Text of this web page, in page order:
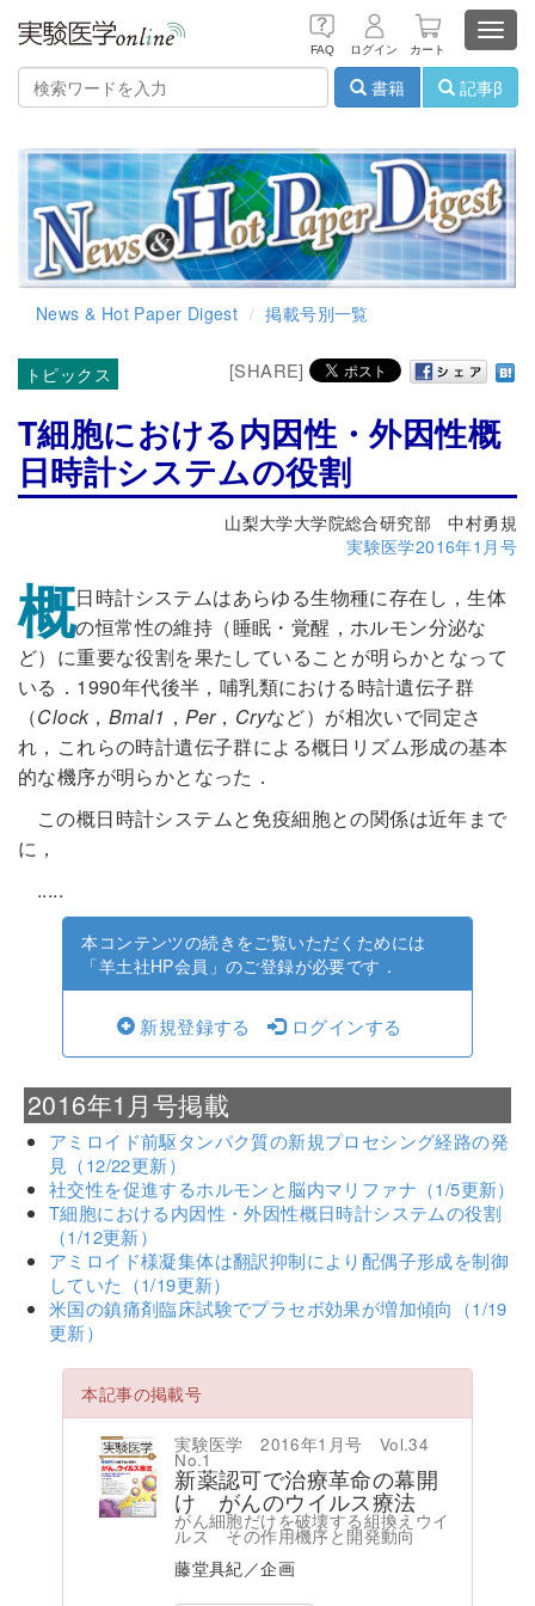
FAQ ログイン カート
書籍
記事β
News & Hot Paper Digest 掲載号別一覧
[SHARE]
トピックス
T細胞における内因性・外因性概
日時計システムの役割
山梨大学大学院総合研究部 中村勇規
実験医学2016年1月号
概日時計システムはあらゆる生物種に存在し，生体
の恒常性の維持（睡眠・覚醒，ホルモン分泌な
ど）に重要な役割を果たしていることが明らかとなって
いる．1990年代後半，哺乳類における時計遺伝子群
（Clock， Bmal1 ，Per， Cryなど）が相次いで同定さ
れ，これらの時計遺伝子群による概日リズム形成の基本
的な機序が明らかとなった．
この概日時計システムと免疫細胞との関係は近年まで
に，
.....
本コンテンツの続きをご覧いただくためには
「羊土社HP会員」のご登録が必要です．
新規登録する ログインする
2016年1月号掲載
アミロイド前駆タンパク質の新規プロセシング経路の発
見（12/22更新）
社交性を促進するホルモンと脳内マリファナ（1/5更新）
T細胞における内因性・外因性概日時計システムの役割
（1/12更新）
アミロイド様凝集体は翻訳抑制により配偶子形成を制御
していた（1/19更新）
米国の鎮痛剤臨床試験でプラセボ効果が増加傾向（1/19
更新）
本記事の掲載号
実験医学 2016年1月号 Vol.34
No.1
新薬認可で治療革命の幕開
け がんのウイルス療法
がん細胞だけを破壊する組換えウイ
ルス その作用機序と開発動向
藤堂具紀／企画